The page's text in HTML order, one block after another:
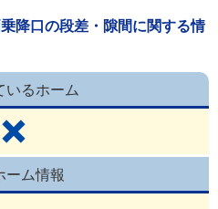
降口の段差・隙間に関する情
いるホーム
ーム情報